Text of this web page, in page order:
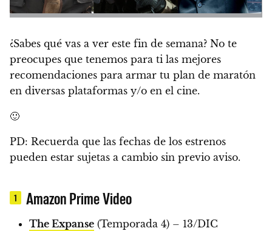
¿Sabes qué vas a ver este fin de semana? No te
preocupes que tenemos para ti las mejores
recomendaciones para armar tu plan de maratón
en diversas plataformas y/o en el cine.
🙂
PD: Recuerda que las fechas de los estrenos
pueden estar sujetas a cambio sin previo aviso.
1 Amazon Prime Video
The Expanse (Temporada 4) – 13/DIC